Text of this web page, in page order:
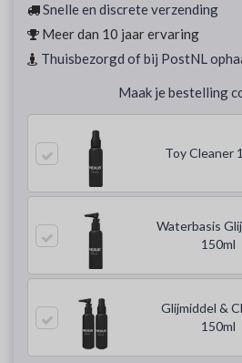
Snelle en discrete verzending
Meer dan 10 jaar ervaring
Thuisbezorgd of bij PostNL
Maak je bestelling
Toy Cleaner
Waterbasis
150ml
Glijmiddel &
150ml